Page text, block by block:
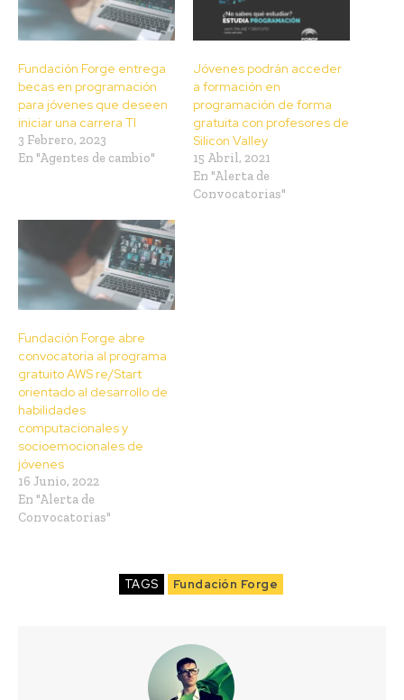
Fundación Forge entrega
becas en programación
para jóvenes que deseen
iniciar una carrera TI
3 Febrero, 2023
En "Agentes de cambio"
Jóvenes podrán acceder
a formación en
programación de forma
gratuita con profesores de
Silicon Valley
15 Abril, 2021
En "Alerta de
Convocatorias"
Fundación Forge abre
convocatoria al programa
gratuito AWS re/Start
orientado al desarrollo de
habilidades
computacionales y
socioemocionales de
jóvenes
16 Junio, 2022
En "Alerta de
Convocatorias"
TAGS Fundación Forge